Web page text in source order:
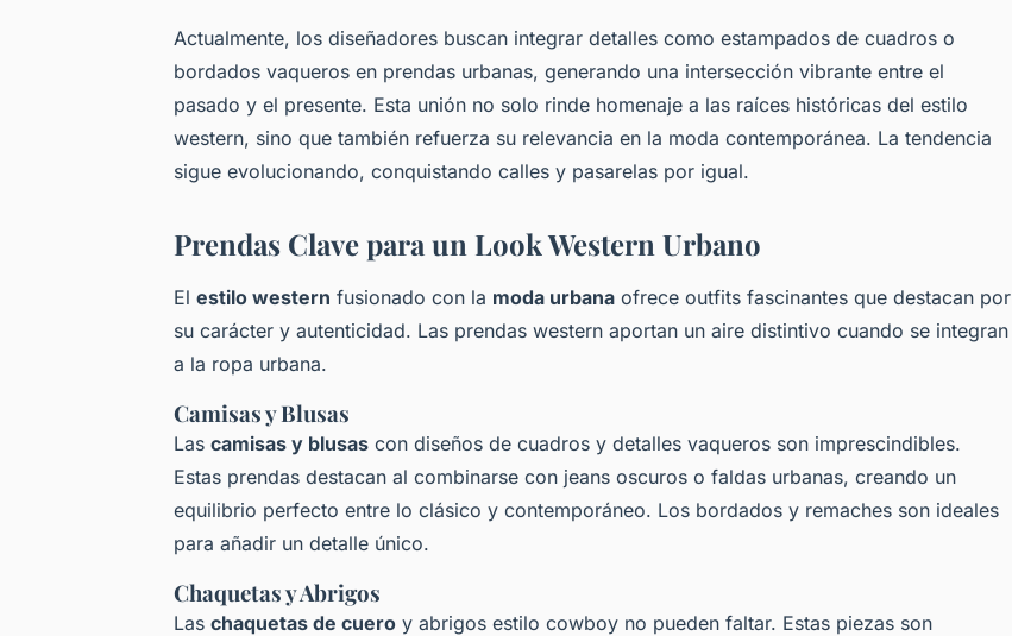
Actualmente, los diseñadores buscan integrar detalles como estampados de cuadros o
bordados vaqueros en prendas urbanas, generando una intersección vibrante entre el
pasado y el presente. Esta unión no solo rinde homenaje a las raíces históricas del estilo
western, sino que también refuerza su relevancia en la moda contemporánea. La tendencia
sigue evolucionando, conquistando calles y pasarelas por igual.
Prendas Clave para un Look Western Urbano
El estilo western fusionado con la moda urbana ofrece outfits fascinantes que destacan por
su carácter y autenticidad. Las prendas western aportan un aire distintivo cuando se integran
a la ropa urbana.
Camisas y Blusas
Las camisas y blusas con diseños de cuadros y detalles vaqueros son imprescindibles.
Estas prendas destacan al combinarse con jeans oscuros o faldas urbanas, creando un
equilibrio perfecto entre lo clásico y contemporáneo. Los bordados y remaches son ideales
para añadir un detalle único.
Chaquetas y Abrigos
Las chaquetas de cuero y abrigos estilo cowboy no pueden faltar. Estas piezas son